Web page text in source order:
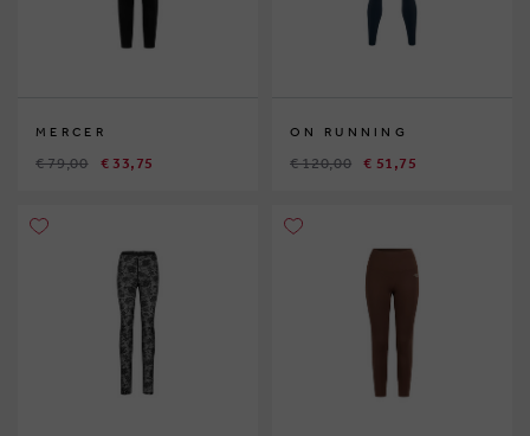
MERCER
€ 79,00 € 33,75
ON RUNNING
€ 120,00 € 51,75